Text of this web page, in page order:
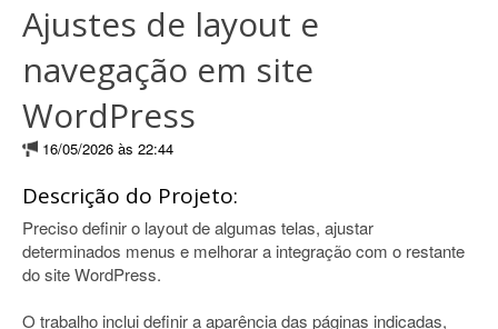
Ajustes de layout e
navegação em site
WordPress
16/05/2026 às 22:44
Descrição do Projeto:
Preciso definir o layout de algumas telas, ajustar
determinados menus e melhorar a integração com o restante
do site WordPress.
O trabalho inclui definir a aparência das páginas indicadas,